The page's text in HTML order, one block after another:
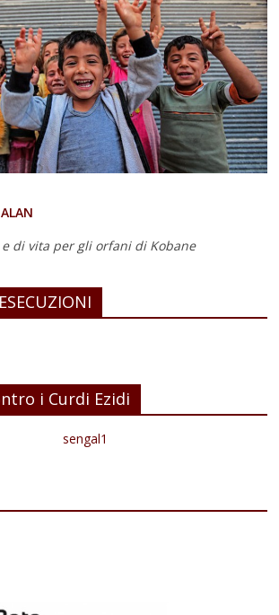
di vita per gli orfani di Kobane
i Curdi Ezidi